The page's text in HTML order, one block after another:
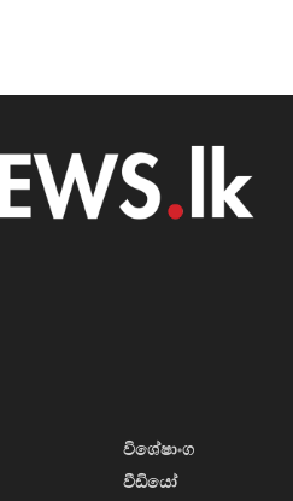
විශේෂාංග
වීඩියෝ